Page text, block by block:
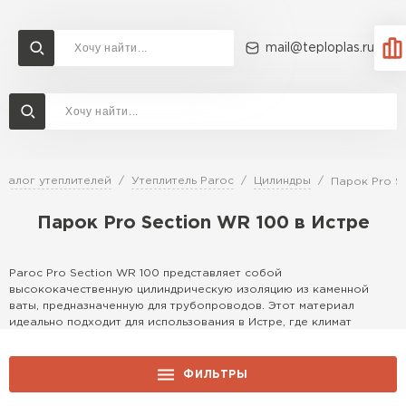
mail@teploplas.ru
утеплителей Утеплитель Paroc Цилиндры Парок Pro
Парок Pro Section WR 100 в Истре
Paroc Pro Section WR 100 представляет собой
высококачественную цилиндрическую изоляцию из каменной
ваты, предназначенную для трубопроводов. Этот материал
идеально подходит для использования в Истре, где климат
отличную тепло- и звукоизоляцию, а также устойчивость к воде.
ФИЛЬТРЫ
Доставка и оплата
Перейти в каталог
Утеплитель Ветонит
Утеплитель Profiplex
ПЕРЕЙТИ
Утеплитель Rockwool
Утеплитель Knauf